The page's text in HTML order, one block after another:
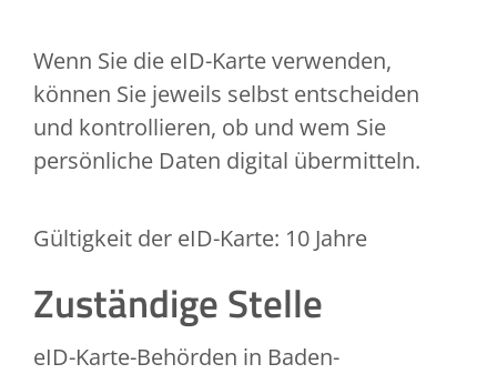
Wenn Sie die eID-Karte verwenden,
können Sie jeweils selbst entscheiden
und kontrollieren, ob und wem Sie
persönliche Daten digital übermitteln.
Gültigkeit der eID-Karte: 10 Jahre
Zuständige Stelle
eID-Karte-Behörden in Baden-